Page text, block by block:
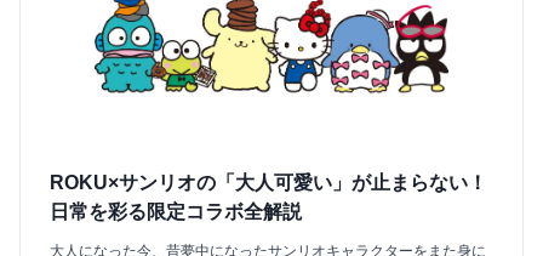
ROKU×サンリオの「大人可愛い」が止まらない！
日常を彩る限定コラボ全解説
大人になった今、昔夢中になったサンリオキャラクターをまた身に